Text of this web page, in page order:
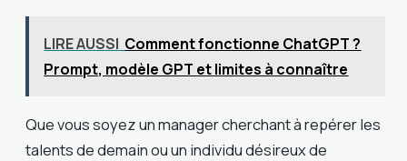
LIRE AUSSI Comment fonctionne ChatGPT ?
Prompt, modèle GPT et limites à connaître
Que vous soyez un manager cherchant à repérer les
talents de demain ou un individu désireux de